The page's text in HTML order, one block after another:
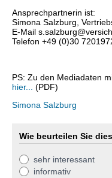
Ansprechpartnerin ist:
Simona Salzburg,
E-Mail
Telefon +49 (0)30
PS: Zu den Mediadaten
hier...
(PDF)
Simona Salzburg
Wie beurteilen Sie
sehr interessant
informativ